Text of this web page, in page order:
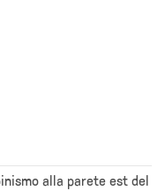
alla parete est del